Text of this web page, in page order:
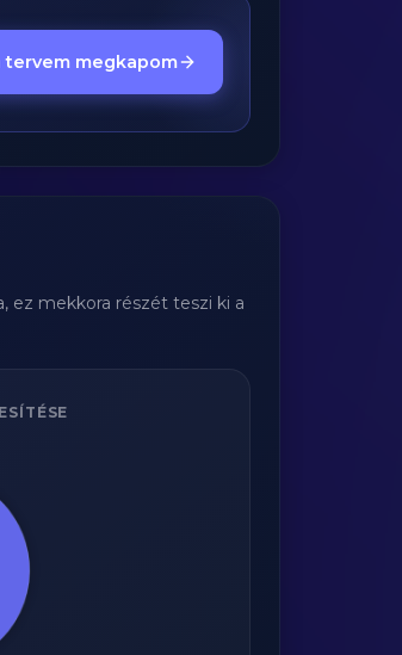
tervem megkapom
ez mekkora részét teszi ki a